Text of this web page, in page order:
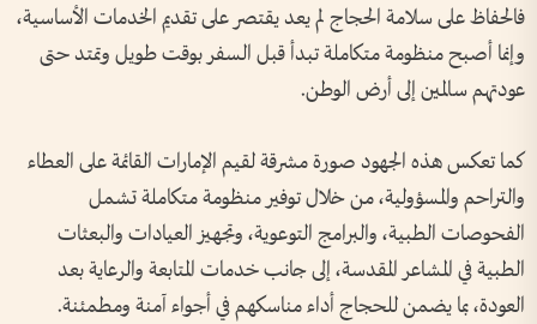
فالحفاظ على سلامة الحجاج لم يعد يقتصر على تقديم الخدمات الأساسية،
وإنما أصبح منظومة متكاملة تبدأ قبل السفر بوقت طويل وتمتد حتى
عودتهم سالمين إلى أرض الوطن.
كما تعكس هذه الجهود صورة مشرقة لقيم الإمارات القائمة على العطاء
والتراحم والمسؤولية، من خلال توفير منظومة متكاملة تشمل
الفحوصات الطبية، والبرامج التوعوية، وتجهيز العيادات والبعثات
الطبية في المشاعر المقدسة، إلى جانب خدمات المتابعة والرعاية بعد
العودة، بما يضمن للحجاج أداء مناسكهم في أجواء آمنة ومطمئنة.